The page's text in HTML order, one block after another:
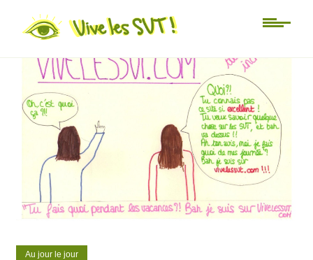
Au jour le jour